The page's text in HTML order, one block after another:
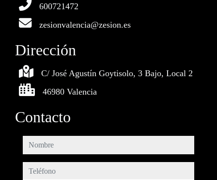
600721472
zesionvalencia@zesion.es
Dirección
C/ José Agustín Goytisolo, 3 Bajo, Local 2
46980 Valencia
Contacto
nombre
teléfono